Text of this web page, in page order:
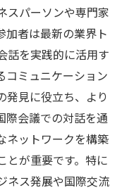
スパーソンや専門家
加者は最新の業界ト
話を実践的に活用す
コミュニケーション
発見に役立ち、より
際会議での対話を通
ネットワークを構築
とが重要です。特に
ネス発展や国際交流